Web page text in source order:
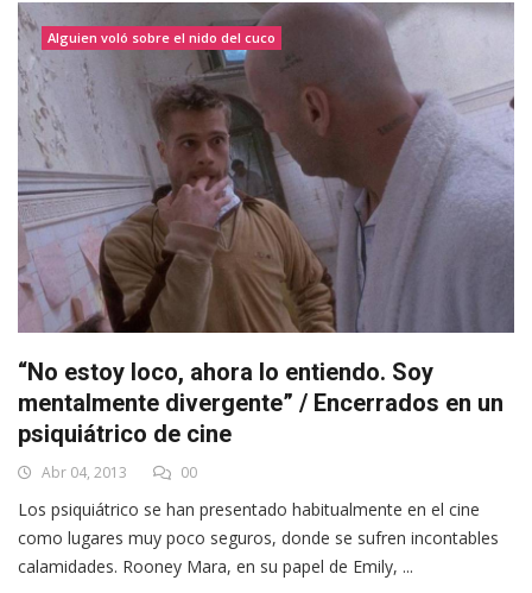
Alguien voló sobre el nido del cuco
“No estoy loco, ahora lo entiendo. Soy
mentalmente divergente” / Encerrados en un
psiquiátrico de cine
Abr 04, 2013 00
Los psiquiátrico se han presentado habitualmente en el cine
como lugares muy poco seguros, donde se sufren incontables
calamidades. Rooney Mara, en su papel de Emily, ...